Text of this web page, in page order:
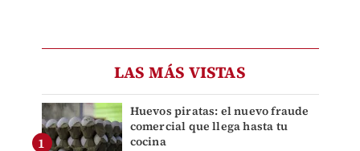
LAS MÁS VISTAS
Huevos piratas: el nuevo fraude
comercial que llega hasta tu
cocina